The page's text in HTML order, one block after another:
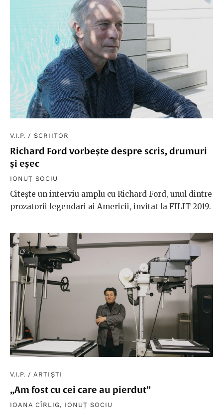
V.I.P. /SCRIITOR
Richard Ford vorbește despre scris, drumuri
și eșec
IONUȚ SOCIU
Citește un interviu amplu cu Richard Ford, unul dintre
prozatorii legendari ai Americii, invitat la FILIT 2019.
V.I.P. /ARTIȘTI
„Am fost cu cei care au pierdut”
IOANA CÎRLIG, IONUȚ SOCIU